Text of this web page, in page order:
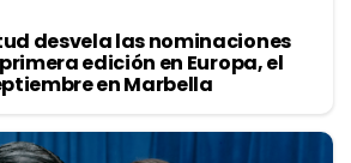
desvela las nominaciones
edición en Europa, el
en Marbella